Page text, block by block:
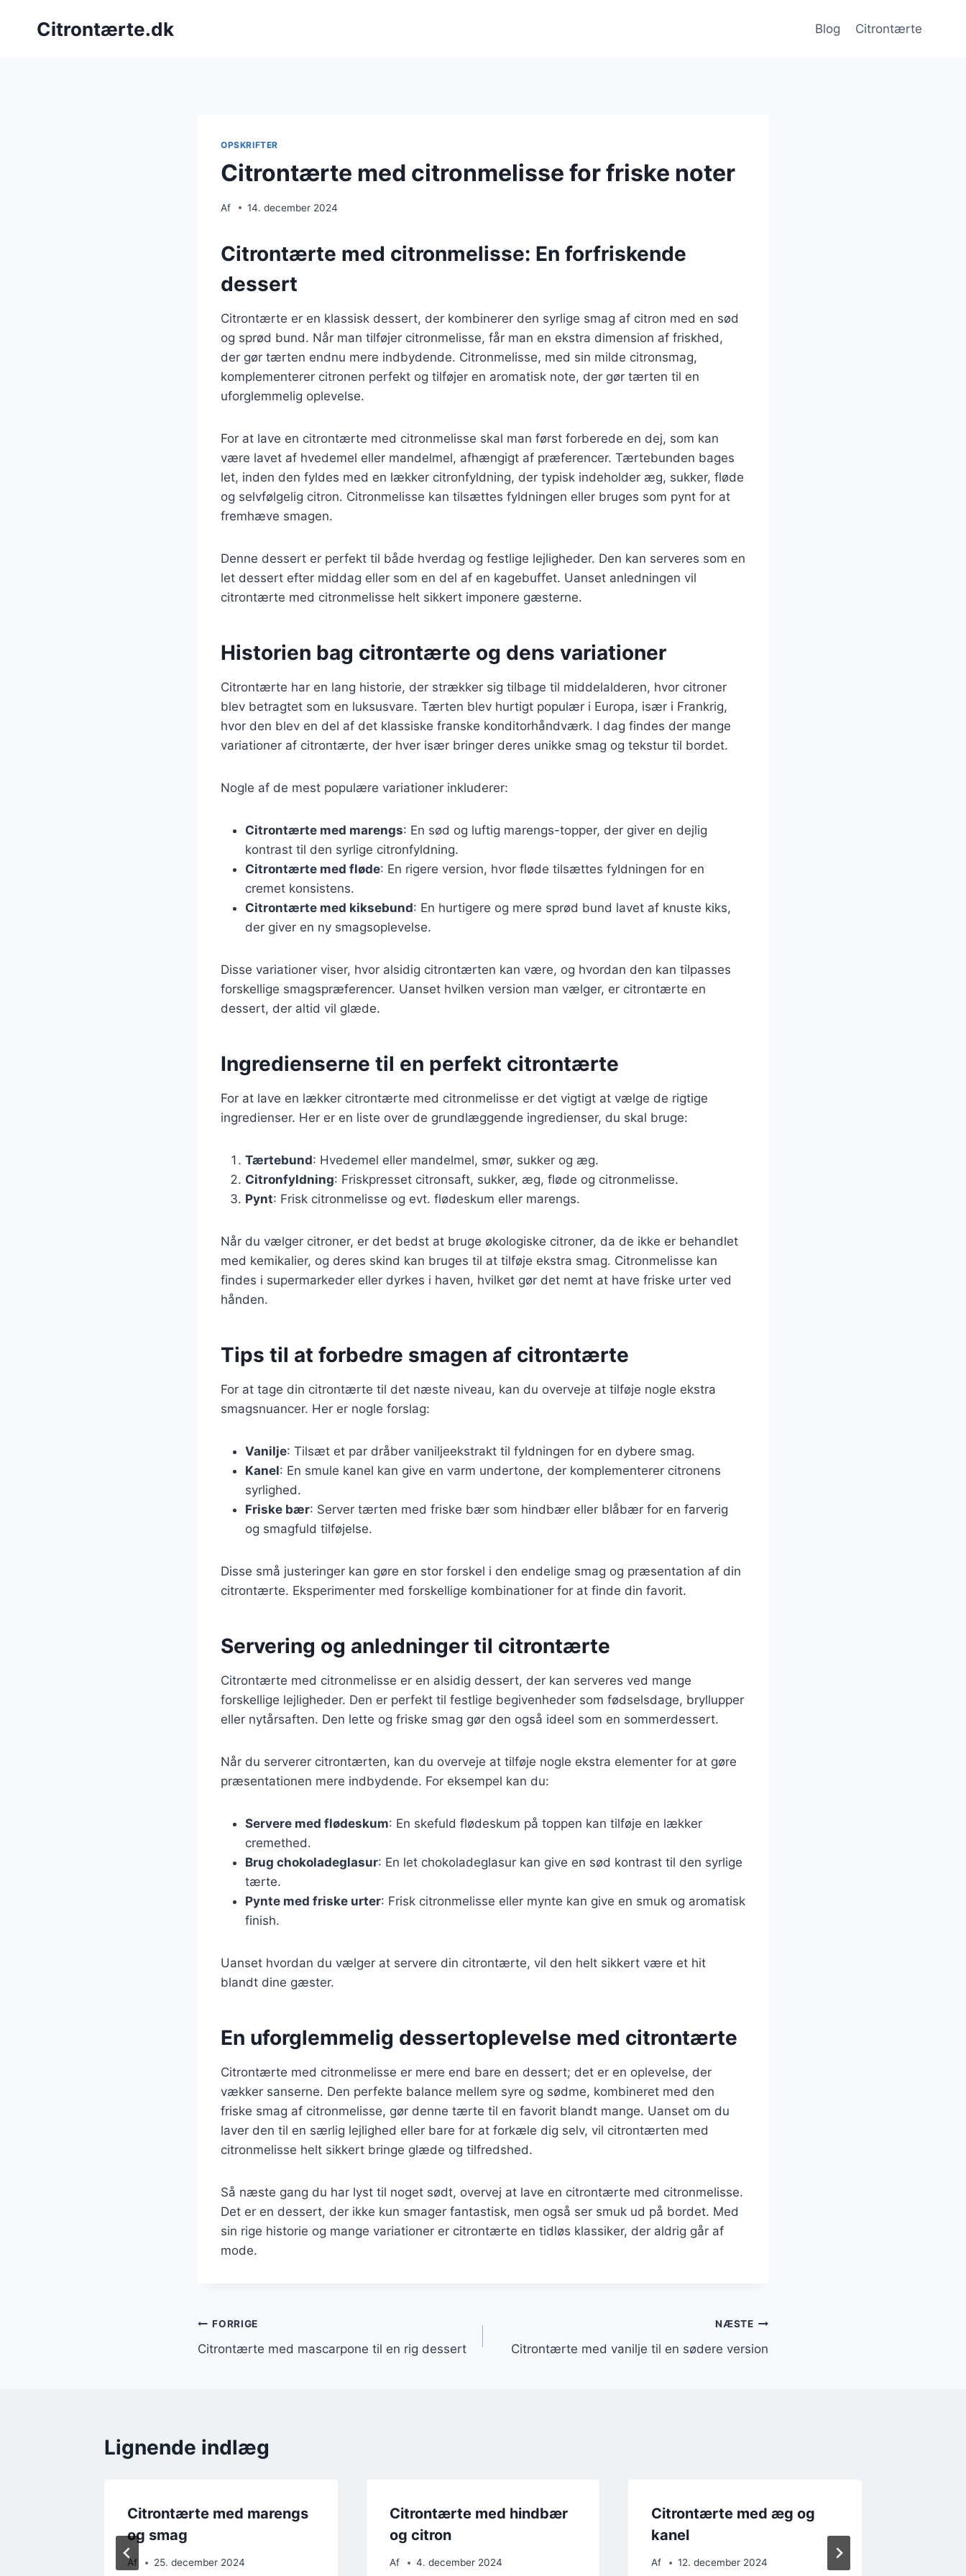
Citrontærte.dk Blog Citrontærte
OPSKRIFTER
Citrontærte med citronmelisse for friske noter
Af 14. december 2024
Citrontærte med citronmelisse: En forfriskende
dessert
Citrontærte er en klassisk dessert, der kombinerer den syrlige smag af citron med en sød
og sprød bund. Når man tilføjer citronmelisse, får man en ekstra dimension af friskhed,
der gør tærten endnu mere indbydende. Citronmelisse, med sin milde citronsmag,
komplementerer citronen perfekt og tilføjer en aromatisk note, der gør tærten til en
uforglemmelig oplevelse.
For at lave en citrontærte med citronmelisse skal man først forberede en dej, som kan
være lavet af hvedemel eller mandelmel, afhængigt af præferencer. Tærtebunden bages
let, inden den fyldes med en lækker citronfyldning, der typisk indeholder æg, sukker, fløde
og selvfølgelig citron. Citronmelisse kan tilsættes fyldningen eller bruges som pynt for at
fremhæve smagen.
Denne dessert er perfekt til både hverdag og festlige lejligheder. Den kan serveres som en
let dessert efter middag eller som en del af en kagebuffet. Uanset anledningen vil
citrontærte med citronmelisse helt sikkert imponere gæsterne.
Historien bag citrontærte og dens variationer
Citrontærte har en lang historie, der strækker sig tilbage til middelalderen, hvor citroner
blev betragtet som en luksusvare. Tærten blev hurtigt populær i Europa, især i Frankrig,
hvor den blev en del af det klassiske franske konditorhåndværk. I dag findes der mange
variationer af citrontærte, der hver især bringer deres unikke smag og tekstur til bordet.
Nogle af de mest populære variationer inkluderer:
Citrontærte med marengs: En sød og luftig marengs-topper, der giver en dejlig
kontrast til den syrlige citronfyldning.
Citrontærte med fløde: En rigere version, hvor fløde tilsættes fyldningen for en
cremet konsistens.
Citrontærte med kiksebund: En hurtigere og mere sprød bund lavet af knuste kiks,
der giver en ny smagsoplevelse.
Disse variationer viser, hvor alsidig citrontærten kan være, og hvordan den kan tilpasses
forskellige smagspræferencer. Uanset hvilken version man vælger, er citrontærte en
dessert, der altid vil glæde.
Ingredienserne til en perfekt citrontærte
For at lave en lækker citrontærte med citronmelisse er det vigtigt at vælge de rigtige
ingredienser. Her er en liste over de grundlæggende ingredienser, du skal bruge:
Tærtebund: Hvedemel eller mandelmel, smør, sukker og æg.
Citronfyldning: Friskpresset citronsaft, sukker, æg, fløde og citronmelisse.
Pynt: Frisk citronmelisse og evt. flødeskum eller marengs.
Når du vælger citroner, er det bedst at bruge økologiske citroner, da de ikke er behandlet
med kemikalier, og deres skind kan bruges til at tilføje ekstra smag. Citronmelisse kan
findes i supermarkeder eller dyrkes i haven, hvilket gør det nemt at have friske urter ved
hånden.
Tips til at forbedre smagen af citrontærte
For at tage din citrontærte til det næste niveau, kan du overveje at tilføje nogle ekstra
smagsnuancer. Her er nogle forslag:
Vanilje: Tilsæt et par dråber vaniljeekstrakt til fyldningen for en dybere smag.
Kanel: En smule kanel kan give en varm undertone, der komplementerer citronens
syrlighed.
Friske bær: Server tærten med friske bær som hindbær eller blåbær for en farverig
og smagfuld tilføjelse.
Disse små justeringer kan gøre en stor forskel i den endelige smag og præsentation af din
citrontærte. Eksperimenter med forskellige kombinationer for at finde din favorit.
Servering og anledninger til citrontærte
Citrontærte med citronmelisse er en alsidig dessert, der kan serveres ved mange
forskellige lejligheder. Den er perfekt til festlige begivenheder som fødselsdage, bryllupper
eller nytårsaften. Den lette og friske smag gør den også ideel som en sommerdessert.
Når du serverer citrontærten, kan du overveje at tilføje nogle ekstra elementer for at gøre
præsentationen mere indbydende. For eksempel kan du:
Servere med flødeskum: En skefuld flødeskum på toppen kan tilføje en lækker
cremethed.
Brug chokoladeglasur: En let chokoladeglasur kan give en sød kontrast til den syrlige
tærte.
Pynte med friske urter: Frisk citronmelisse eller mynte kan give en smuk og aromatisk
finish.
Uanset hvordan du vælger at servere din citrontærte, vil den helt sikkert være et hit
blandt dine gæster.
En uforglemmelig dessertoplevelse med citrontærte
Citrontærte med citronmelisse er mere end bare en dessert; det er en oplevelse, der
vækker sanserne. Den perfekte balance mellem syre og sødme, kombineret med den
friske smag af citronmelisse, gør denne tærte til en favorit blandt mange. Uanset om du
laver den til en særlig lejlighed eller bare for at forkæle dig selv, vil citrontærten med
citronmelisse helt sikkert bringe glæde og tilfredshed.
Så næste gang du har lyst til noget sødt, overvej at lave en citrontærte med citronmelisse.
Det er en dessert, der ikke kun smager fantastisk, men også ser smuk ud på bordet. Med
sin rige historie og mange variationer er citrontærte en tidløs klassiker, der aldrig går af
mode.
Indlægsnavigation
FORRIGE
Citrontærte med mascarpone til en rig dessert
NÆSTE
Citrontærte med vanilje til en sødere version
Lignende indlæg
Citrontærte med marengs
og smag
Af 25. december 2024
Citrontærte med hindbær
og citron
Af 4. december 2024
Citrontærte med æg og
kanel
Af 12. december 2024